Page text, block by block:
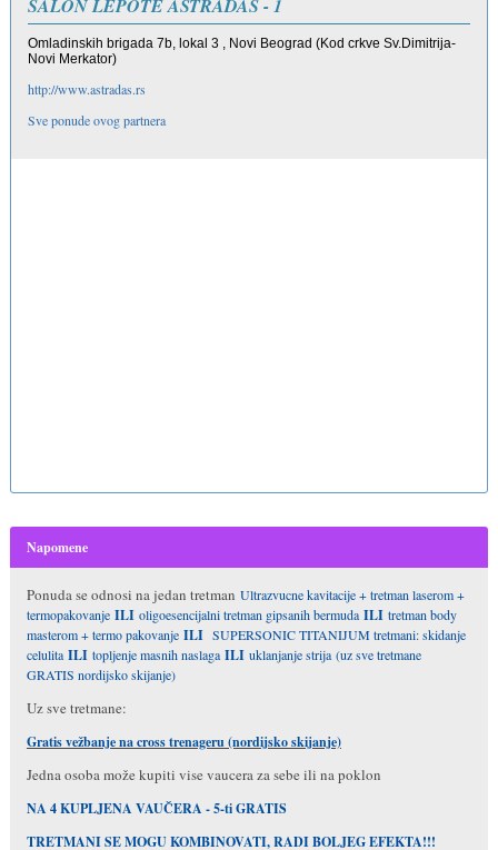
SALON LEPOTE ASTRADAS - 1
Omladinskih brigada 7b, lokal 3 , Novi Beograd (Kod crkve Sv.Dimitrija-
Novi Merkator)
http://www.astradas.rs
Sve ponude ovog partnera
Napomene
Ponuda se odnosi na jedan tretman Ultrazvucne kavitacije + tretman laserom +
termopakovanje ILIoligoesencijalni tretman gipsanih bermuda ILItretman body
masterom + termo pakovanje ILISUPERSONIC TITANIJUM tretmani: skidanje
celulita ILItopljenje masnih naslaga ILIuklanjanje strija (uz sve tretmane
GRATIS nordijsko skijanje)
Uz sve tretmane:
Gratis vežbanje na cross trenageru (nordijsko skijanje)
Jedna osoba može kupiti vise vaucera za sebe ili na poklon
NA 4 KUPLJENA VAUČERA - 5-ti GRATIS
TRETMANI SE MOGU KOMBINOVATI, RADI BOLJEG EFEKTA!!!